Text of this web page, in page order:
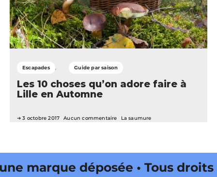
Escapades Guide par saison
Les 10 choses qu’on adore faire à
Lille en Automne
3 octobre 2017 Aucun commentaire La saumure
marque déposée • Tous droits